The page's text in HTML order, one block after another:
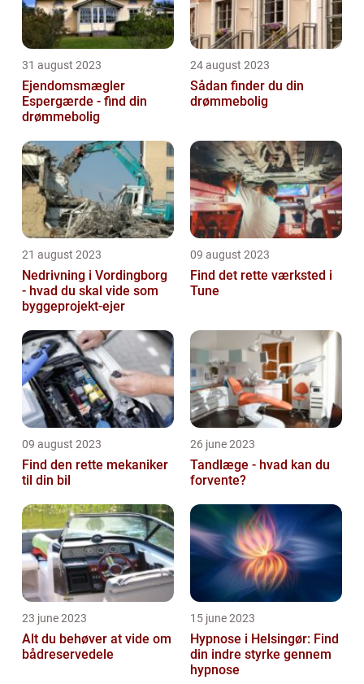
31 august 2023
Ejendomsmægler
Espergærde - find din
drømmebolig
24 august 2023
Sådan finder du din
drømmebolig
21 august 2023
Nedrivning i Vordingborg
- hvad du skal vide som
byggeprojekt-ejer
09 august 2023
Find det rette værksted i
Tune
09 august 2023
Find den rette mekaniker
til din bil
26 june 2023
Tandlæge - hvad kan du
forvente?
23 june 2023
Alt du behøver at vide om
bådreservedele
15 june 2023
Hypnose i Helsingør: Find
din indre styrke gennem
hypnose